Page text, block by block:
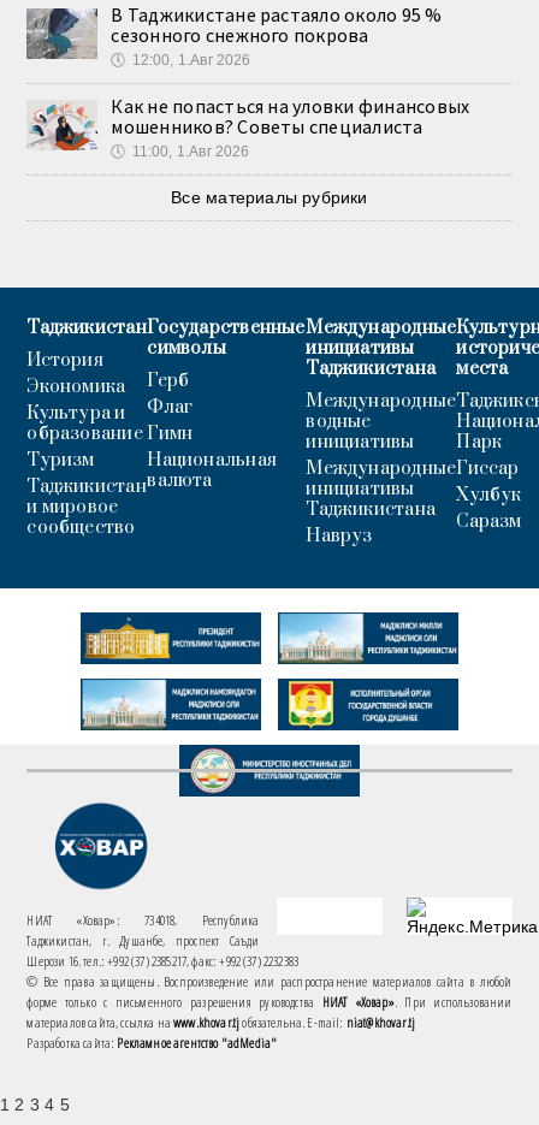
В Таджикистане растаяло около 95 %
сезонного снежного покрова
🕔 12:00, 1.Авг 2026
Как не попасться на уловки финансовых
мошенников? Советы специалиста
🕔 11:00, 1.Авг 2026
Все материалы рубрики
Таджикистан
История
Экономика
Культура и
образование
Туризм
Таджикистан
и мировое
сообщество
Государственные
символы
Герб
Флаг
Гимн
Национальная
валюта
Международные
инициативы
Таджикистана
Международные
водные
инициативы
Международные
инициативы
Таджикистана
Навруз
места
Парк
Гиссар
Хулбук
Саразм
НИАТ «Ховар»: 734018, Республика
Таджикистан, г. Душанбе, проспект Саъди
Шерози 16. тел.: +992 (37) 2385217, факс: +992 (37) 2232383
© Все права защищены. Воспроизведение или распространение материалов сайта в любой
форме только с письменного разрешения руководства НИАТ «Ховар». При использовании
материалов сайта, ссылка наwww.khovar.tjобязательна. E-mail: niat@khovar.tj
Разработка сайта: Рекламное агентство "adMedia"
1 2 3 4 5